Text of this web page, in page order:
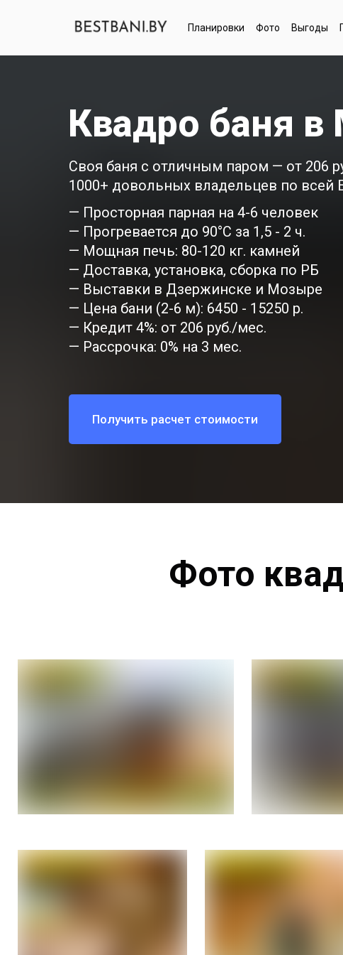
Планировки Фото Выгоды
— Просторная парная на 4-6 человек
— Прогревается до 90°C за 1,5 - 2 ч.
— Мощная печь: 80-120 кг. камней
— Доставка, установка, сборка по РБ
— Выставки в Дзержинске и Мозыре
— Цена бани (2-6 м): 6450 - 15250 р.
— Кредит 4%: от 206 руб./мес.
— Рассрочка: 0% на 3 мес.
Получить расчет стоимости
Своя баня с отличным паром — от 206
1000+ довольных владельцев по всей
Квадро баня в
Фото